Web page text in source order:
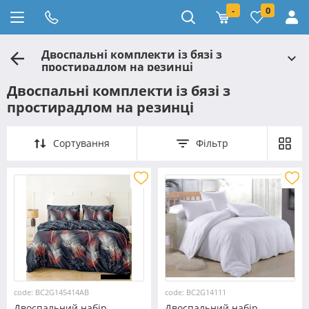
- 0
Двоспальні комплекти із бязі з
простирадлом на резинці
Двоспальні комплекти із бязі з
простирадлом на резинці
Сортування Фільтр
code: BC2G145414AB code: BC2G14111